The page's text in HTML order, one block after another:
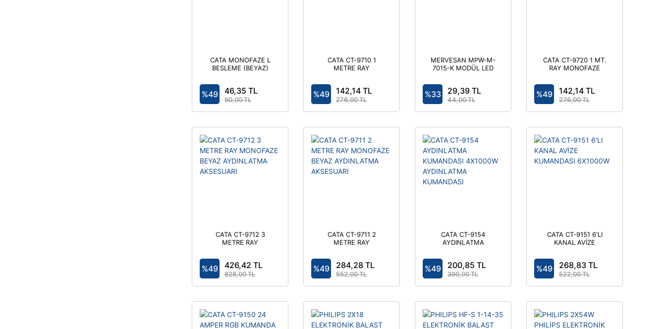
CATA MONOFAZE L
BESLEME (BEYAZ)
%49 46,35 TL
90,00 TL
CATA CT-9710 1
METRE RAY
AYDINLATMA
AKSESUARI
%49 142,14 TL
276,00 TL
MERVESAN MPW-M-
7015-K MODÜL LED
%33 29,39 TL
44,00 TL
CATA CT-9720 1 MT.
RAY MONOFAZE
%49 142,14 TL
276,00 TL
CATA CT-9712 3
METRE RAY
AYDINLATMA
AKSESUARI
%49 426,42 TL
828,00 TL
CATA CT-9711 2
METRE RAY
AYDINLATMA
AKSESUARI
%49 284,28 TL
552,00 TL
CATA CT-9154
AYDINLATMA
AYDINLATMA
KUMANDASI
%49 200,85 TL
390,00 TL
CATA CT-9151 6'LI
KANAL AVİZE
%49 268,83 TL
522,00 TL